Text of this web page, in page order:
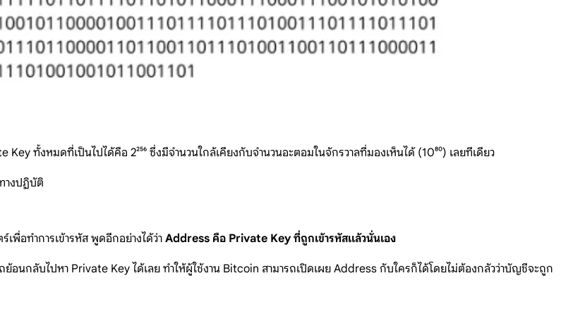
ทั้งหมดที่เป็นไปได้คือ 2²⁵⁶ ซึ่งมีจำนวนใกล้เคียงกับจำนวนอะตอมในจักรวาลที่มองเห็นได้ (10⁸⁰) เลยทีเดียว
างปฏิบัติ
อทำการเข้ารหัส พูดอีกอย่างได้ว่า Address คือ Private Key ที่ถูกเข้ารหัสแล้วนั่นเอง
นกลับไปหา Private Key ได้เลย ทำให้ผู้ใช้งาน Bitcoin สามารถเปิดเผย Address กับใครก็ได้โดยไม่ต้องกลัวว่าบัญชีจะถูก